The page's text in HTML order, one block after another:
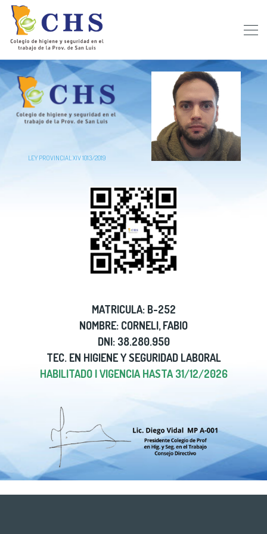
LEY PROVINCIAL XIV 1013/2019
MATRICULA: B-252
NOMBRE: CORNELI, FABIO
DNI: 38.280.950
TEC. EN HIGIENE Y SEGURIDAD LABORAL
HABILITADO | VIGENCIA HASTA 31/12/2026